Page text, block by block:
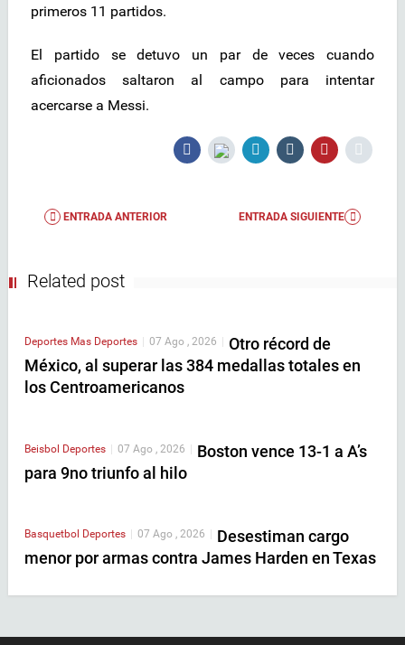
primeros 11 partidos.
El partido se detuvo un par de veces cuando
aficionados saltaron al campo para intentar
acercarse a Messi.
ENTRADA ANTERIOR ENTRADA SIGUIENTE
Related post
Deportes Mas Deportes 07 Ago , 2026
Otro récord de
México, al superar las 384 medallas totales en
los Centroamericanos
Beisbol Deportes | 07 Ago , 2026 | Boston vence 13-1 a A’s
para 9no triunfo al hilo
Basquetbol Deportes 07 Ago , 2026
Desestiman cargo
menor por armas contra James Harden en Texas